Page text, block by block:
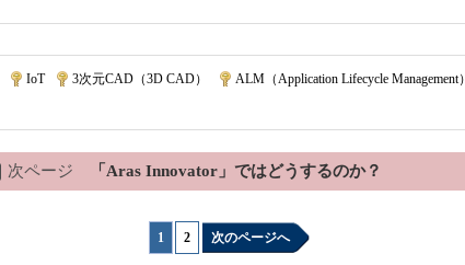
IoT| 3次元CAD（3D CAD） ALM（Application Lifecycle Management）
次ページ 「Aras Innovator」ではどうするのか？
1 2 次のページへ